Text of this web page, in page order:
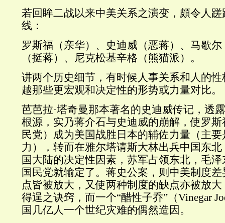
若回眸二战以来中美关系之演变，頗令人
线：
罗斯福（亲华）、史迪威（恶蒋）、马歇
（挺蒋）、尼克松基辛格（熊猫派）。
讲两个历史细节，有时候人事关系和人的
越那些更宏观和决定性的形势或力量对比。
芭芭拉·塔奇曼那本著名的史迪威传记，透
根源，实乃蒋介石与史迪威的崩解，使罗
民党）成为美国战胜日本的辅佐力量（主
力），转而在雅尔塔请斯大林出兵中国东
国大陆的决定性因素，苏军占领东北，毛
国民党就输定了。蒋史公案，则中美制度
点皆被放大，又使两种制度的缺点亦被放
得逞之诀窍，而一个“醋性子乔”（Vinegar
国几亿人一个世纪灾难的偶然造因。